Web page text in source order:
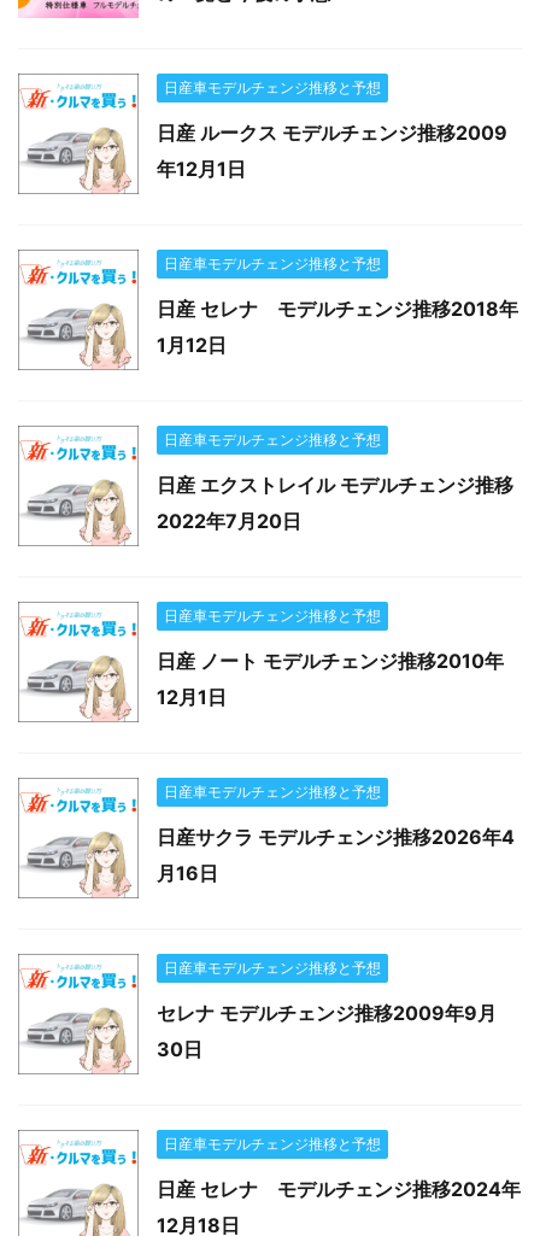
日産車モデルチェンジ推移と予想
日産 ルークス モデルチェンジ推移2009
年12月1日
日産車モデルチェンジ推移と予想
日産 セレナ モデルチェンジ推移2018年
1月12日
日産車モデルチェンジ推移と予想
日産 エクストレイル モデルチェンジ推移
2022年7月20日
日産車モデルチェンジ推移と予想
日産 ノート モデルチェンジ推移2010年
12月1日
日産車モデルチェンジ推移と予想
日産サクラ モデルチェンジ推移2026年4
月16日
日産車モデルチェンジ推移と予想
セレナ モデルチェンジ推移2009年9月
30日
日産車モデルチェンジ推移と予想
日産 セレナ モデルチェンジ推移2024年
12月18日